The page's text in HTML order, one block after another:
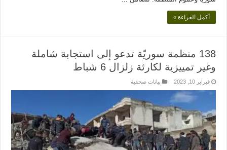
أكمل القراءة »
138 منظمة سوريّة تدعو إلى استجابة شاملة
وغير تمييزية لكارثة زلزال 6 شباط
فبراير 10, 2023 بيانات صحفية